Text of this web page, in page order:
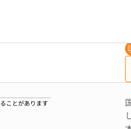
ことがあります